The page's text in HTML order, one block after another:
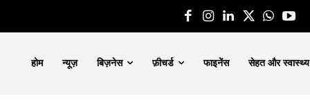
होम न्यूज़ बिज़नेस फ़ीचर्ड फाइनेंस सेहत और स्वास्थ्य